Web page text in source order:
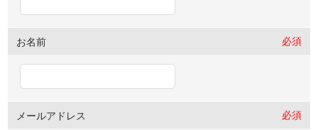
お名前 必須
メールアドレス 必須